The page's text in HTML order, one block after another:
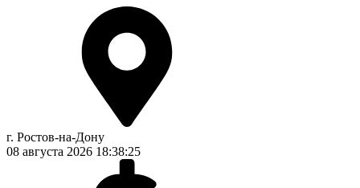
г. Ростов-на-Дону
08 августа 2026 18:38:26